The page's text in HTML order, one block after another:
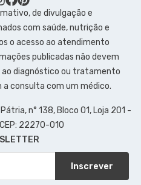
de divulgação e
com saúde, nutrição e
o acesso ao atendimento
publicadas não devem
diagnóstico ou tratamento
a consulta com um médico.
n° 138, Bloco 01, Loja 201 -
22270-010
Inscrever